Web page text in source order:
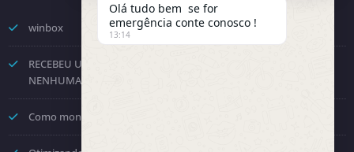
winbox
RECEBEU UMA NOTIFICAÇÃO DA FENINFRA? NÃO TOME
NENHUMA DECISÃO POR PRESSÃO.
Como montar um provedor com a Starlink? Passo a passo!
Olá tudo bem se for
emergência conte conosco !
13:14